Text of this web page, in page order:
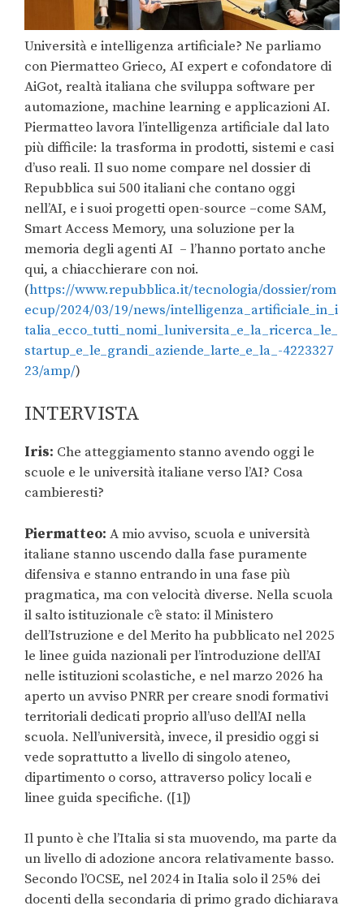
Università e intelligenza artificiale? Ne parliamo
con Piermatteo Grieco, AI expert e cofondatore di
AiGot, realtà italiana che sviluppa software per
automazione, machine learning e applicazioni AI.
Piermatteo lavora l’intelligenza artificiale dal lato
più difficile: la trasforma in prodotti, sistemi e casi
d’uso reali. Il suo nome compare nel dossier di
Repubblica sui 500 italiani che contano oggi
nell’AI, e i suoi progetti open-source –come SAM,
Smart Access Memory, una soluzione per la
memoria degli agenti AI – l’hanno portato anche
qui, a chiacchierare con noi.
(https://www.repubblica.it/tecnologia/dossier/rom
ecup/2024/03/19/news/intelligenza_artificiale_in_i
talia_ecco_tutti_nomi_luniversita_e_la_ricerca_le_
startup_e_le_grandi_aziende_larte_e_la_-4223327
23/amp/)
INTERVISTA
Iris: Che atteggiamento stanno avendo oggi le
scuole e le università italiane verso l’AI? Cosa
cambieresti?
Piermatteo: A mio avviso, scuola e università
italiane stanno uscendo dalla fase puramente
difensiva e stanno entrando in una fase più
pragmatica, ma con velocità diverse. Nella scuola
il salto istituzionale c’è stato: il Ministero
dell’Istruzione e del Merito ha pubblicato nel 2025
le linee guida nazionali per l’introduzione dell’AI
nelle istituzioni scolastiche, e nel marzo 2026 ha
aperto un avviso PNRR per creare snodi formativi
territoriali dedicati proprio all’uso dell’AI nella
scuola. Nell’università, invece, il presidio oggi si
vede soprattutto a livello di singolo ateneo,
dipartimento o corso, attraverso policy locali e
linee guida specifiche. ([1])
Il punto è che l’Italia si sta muovendo, ma parte da
un livello di adozione ancora relativamente basso.
Secondo l’OCSE, nel 2024 in Italia solo il 25% dei
docenti della secondaria di primo grado dichiarava